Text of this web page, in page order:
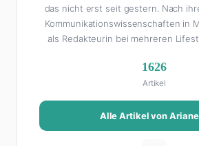
das nicht erst seit gestern. Nach
Kommunikationswissenschaften in
als Redakteurin bei mehreren
Als Lifestyle-Redakteurin schreibt
das Leben schöner macht: von
Reise-Tipps über Food-
Beziehungsratgebern, die auch
Ihre Geheimwaffe: Sie weiß genau,
1626
Artikel
Alle Artikel von